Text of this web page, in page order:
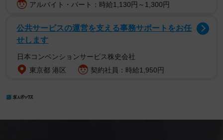
アルバイト・パート：時給1,130円～1,300円
公共サービスの運営を支える事務サポートをお任
せします
日本コンベンションサービス株史会社
東京都 港区
契約社員：時給1,950円